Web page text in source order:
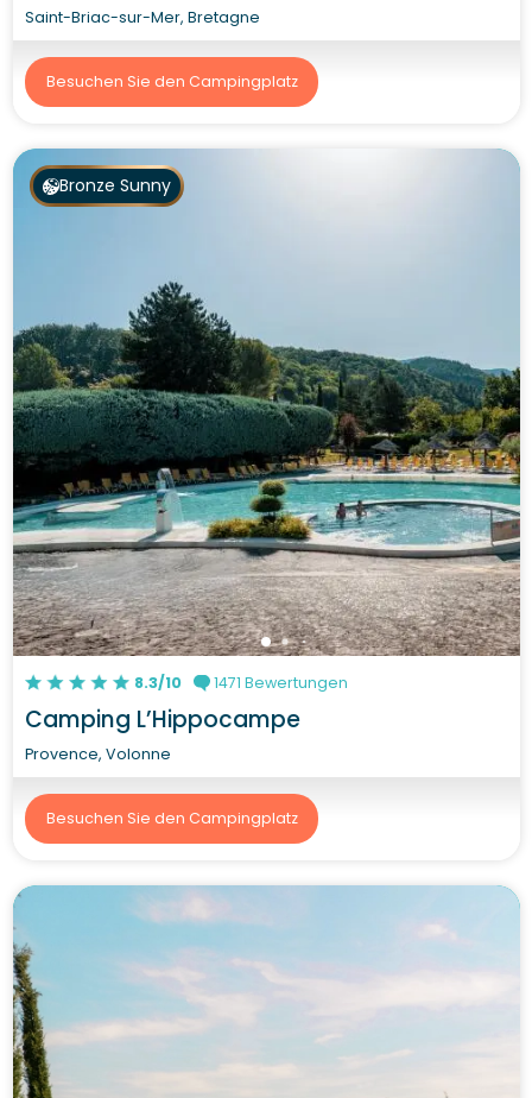
Saint-Briac-sur-Mer, Bretagne
Besuchen Sie den Campingplatz
Bronze Sunny
8.3/10 1471 Bewertungen
Camping L’Hippocampe
Provence, Volonne
Besuchen Sie den Campingplatz